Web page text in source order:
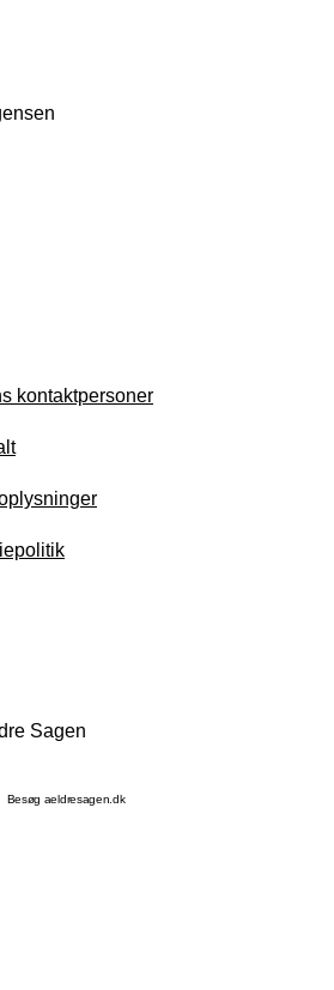
kontaktpersoner
Sagen
Besøg aeldresagen.dk